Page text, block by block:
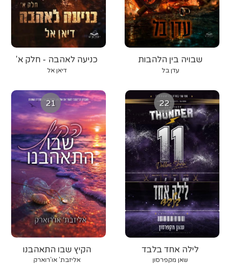
כניעה לאהבה - חלק א'
דיאן אל
שבויה בין הלהבות
עדן בל
21
הקיץ שבו התאהבנו
אליזבת' או'רוארק
22
לילה אחד בלבד
שאן מקפרסון